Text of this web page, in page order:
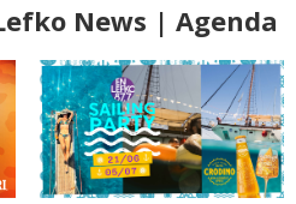
News | Agenda